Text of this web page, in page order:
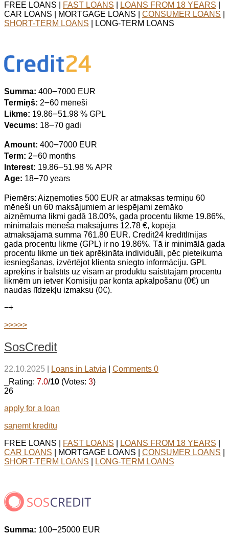
FREE LOANS |
FAST LOANS LOANS FROM 18 YEARS
CAR LOANS | MORTGAGE LOANS | CONSUMER LOANS
SHORT-TERM LOANS | LONG-TERM LOANS
Summa: 400౼7000 EUR
Termiņš: 2౼60 mēneši
Likme: 19.86౼51.98 % GPL
Vecums: 18౼70 gadi
Amount: 400౼7000 EUR
Term: 2౼60 months
Interest: 19.86౼51.98 % APR
Age: 18౼70 years
Piemērs: Aizņemoties 500 EUR ar atmaksas termiņu 60
mēneši un 60 maksājumiem ar iespējami zemāko
aizņēmuma likmi gadā 18.00%, gada procentu likme 19.86%,
minimālais mēneša maksājums 12.78 €, kopējā
atmaksājamā summa 761.80 EUR. Credit24 kredītlīnijas
gada procentu likme (GPL) ir no 19.86%. Tā ir minimālā gada
procentu likme un tiek aprēķināta individuāli, pēc pieteikuma
iesniegšanas, izvērtējot klienta sniegto informāciju. GPL
aprēķins ir balstīts uz visām ar produktu saistītajām procentu
likmēm un ietver Komisiju par konta apkalpošanu (0€) un
naudas līdzekļu izmaksu (0€).
−+
>>>>>
SosCredit
22.10.2025 Loans in Latvia
Comments 0
_Rating: 7.0/10 (Votes: 3)
26
apply for a loan
saņemt kredītu
FREE LOANS |
FAST LOANS LOANS FROM 18 YEARS
CAR LOANS | MORTGAGE LOANS | CONSUMER LOANS
SHORT-TERM LOANS
LONG-TERM LOANS
Summa: 100౼25000 EUR